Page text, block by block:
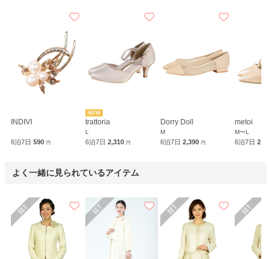
INDIVI
6泊7日 590 円
trattoria
L
6泊7日2,310円
Dorry Doll
M
6泊7日 2,390 円
metoi
M〜L
6泊7日
よく一緒に見られているアイテム